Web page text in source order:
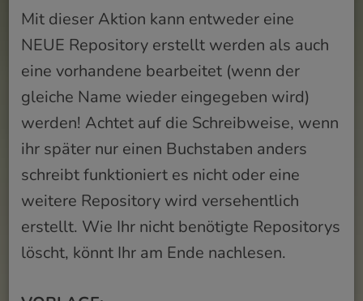
Mit dieser Aktion kann entweder eine
NEUE Repository erstellt werden als auch
eine vorhandene bearbeitet (wenn der
gleiche Name wieder eingegeben wird)
werden! Achtet auf die Schreibweise, wenn
ihr später nur einen Buchstaben anders
schreibt funktioniert es nicht oder eine
weitere Repository wird versehentlich
erstellt. Wie Ihr nicht benötigte Repositorys
löscht, könnt Ihr am Ende nachlesen.